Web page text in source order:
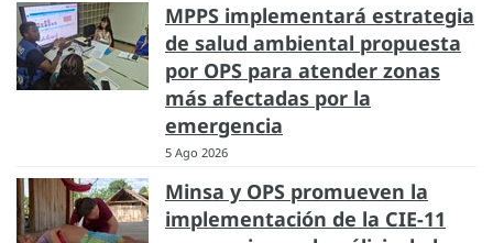
MPPS implementará estrategia
de salud ambiental propuesta
por OPS para atender zonas
más afectadas por la
emergencia
5 Ago 2026
Minsa y OPS promueven la
implementación de la CIE-11